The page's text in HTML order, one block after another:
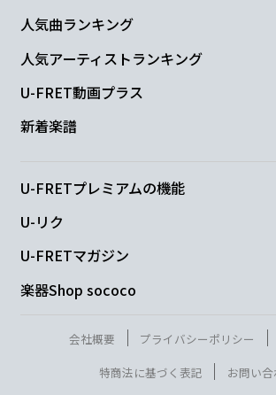
人気曲ランキング
人気アーティストランキング
U-FRET動画プラス
新着楽譜
U-FRETプレミアムの機能
U-リク
U-FRETマガジン
楽器Shop sococo
会社概要 プライバシーポリシー
特商法に基づく表記
お問い